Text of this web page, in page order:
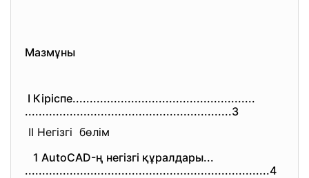
Мазмұны
І Кіріспе.....................................................
............................................................3
ІІ Негізгі бөлім
1 AutoCAD-ң негізгі құралдары...
.......................................................................4